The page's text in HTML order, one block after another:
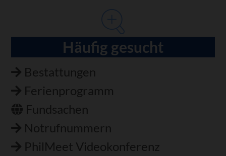
Häufig gesucht
Bestattungen
Ferienprogramm
Fundsachen
Notrufnummern
PhilMeet Videokonferenz